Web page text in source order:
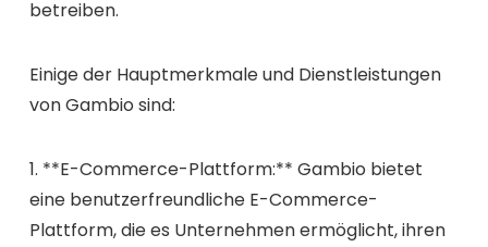
betreiben.
Einige der Hauptmerkmale und Dienstleistungen
von Gambio sind:
1. **E-Commerce-Plattform:** Gambio bietet
eine benutzerfreundliche E-Commerce-
Plattform, die es Unternehmen ermöglicht, ihren